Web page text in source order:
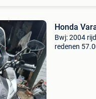
Honda
Bwj: 2004
redenen